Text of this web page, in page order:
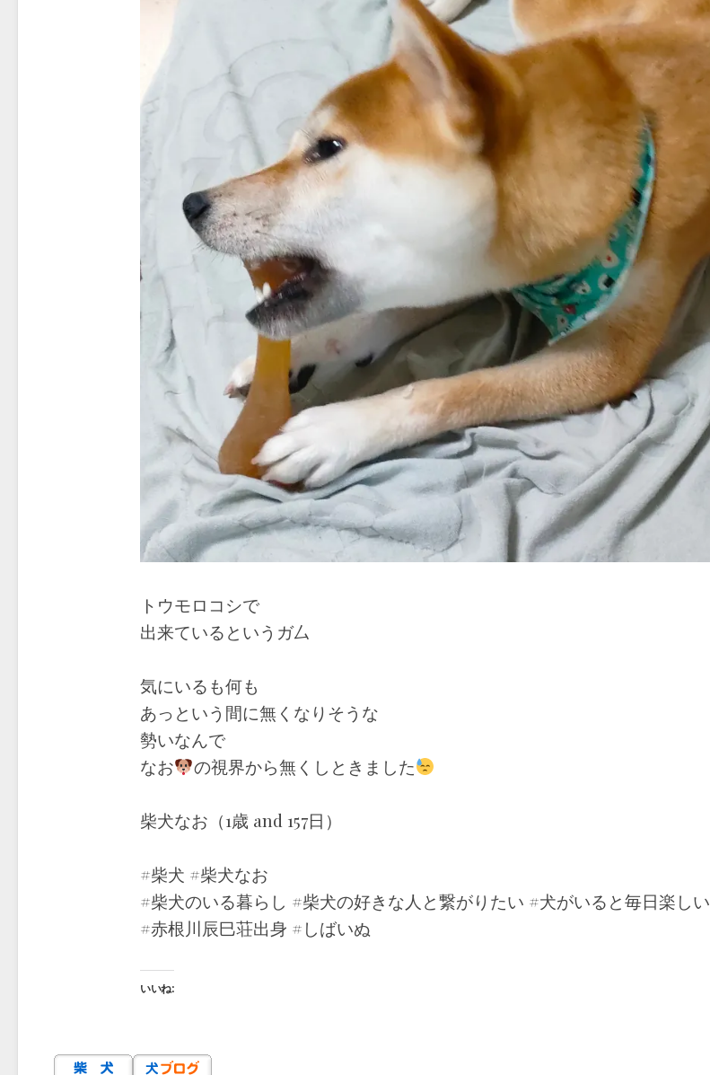
トウモロコシで
出来ているというガ厶
気にいるも何も
あっという間に無くなりそうな
勢いなんで
なお
の視界から無くしときました
柴犬なお（1歳 and 157日）
#柴犬 #柴犬なお
#柴犬のいる暮らし #柴犬の好きな人と繋がりたい #犬がいると毎日楽しい
#赤根川辰巳荘出身 #しばいぬ
いいね: